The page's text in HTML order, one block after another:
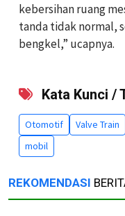
kebersihan ruang
tanda tidak normal,
bengkel,” ucapnya.
Kata Kunci /
Otomotif Valve Train
mobil
REKOMENDASI